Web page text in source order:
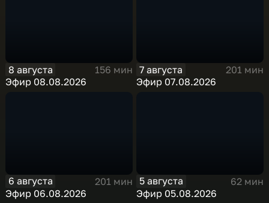
8 августа
156 мин
Эфир 08.08.2026
7 августа
201 мин
Эфир 07.08.2026
6 августа
201 мин
Эфир 06.08.2026
5 августа
62 мин
Эфир 05.08.2026